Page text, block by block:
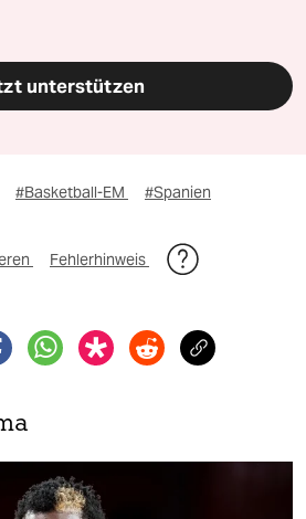
unterstützen
#Basketball-EM #Spanien
Fehlerhinweis